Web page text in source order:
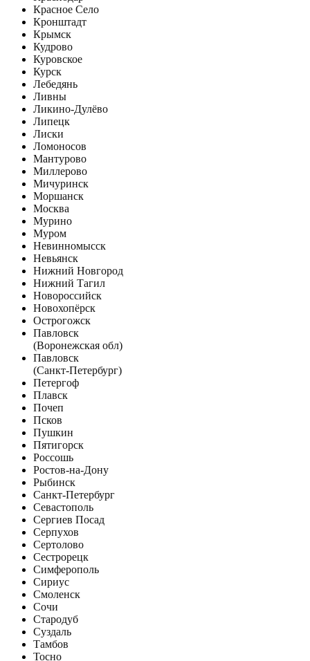
Красное Село
Кронштадт
Крымск
Кудрово
Куровское
Курск
Лебедянь
Ливны
Ликино-Дулёво
Липецк
Лиски
Ломоносов
Мантурово
Миллерово
Мичуринск
Моршанск
Москва
Мурино
Муром
Невинномысск
Невьянск
Нижний Новгород
Нижний Тагил
Новороссийск
Новохопёрск
Острогожск
Павловск
(Воронежская обл)
Павловск
(Санкт-Петербург)
Петергоф
Плавск
Почеп
Псков
Пушкин
Пятигорск
Россошь
Ростов-на-Дону
Рыбинск
Санкт-Петербург
Севастополь
Сергиев Посад
Серпухов
Сертолово
Сестрорецк
Симферополь
Сириус
Смоленск
Сочи
Стародуб
Суздаль
Тамбов
Тосно